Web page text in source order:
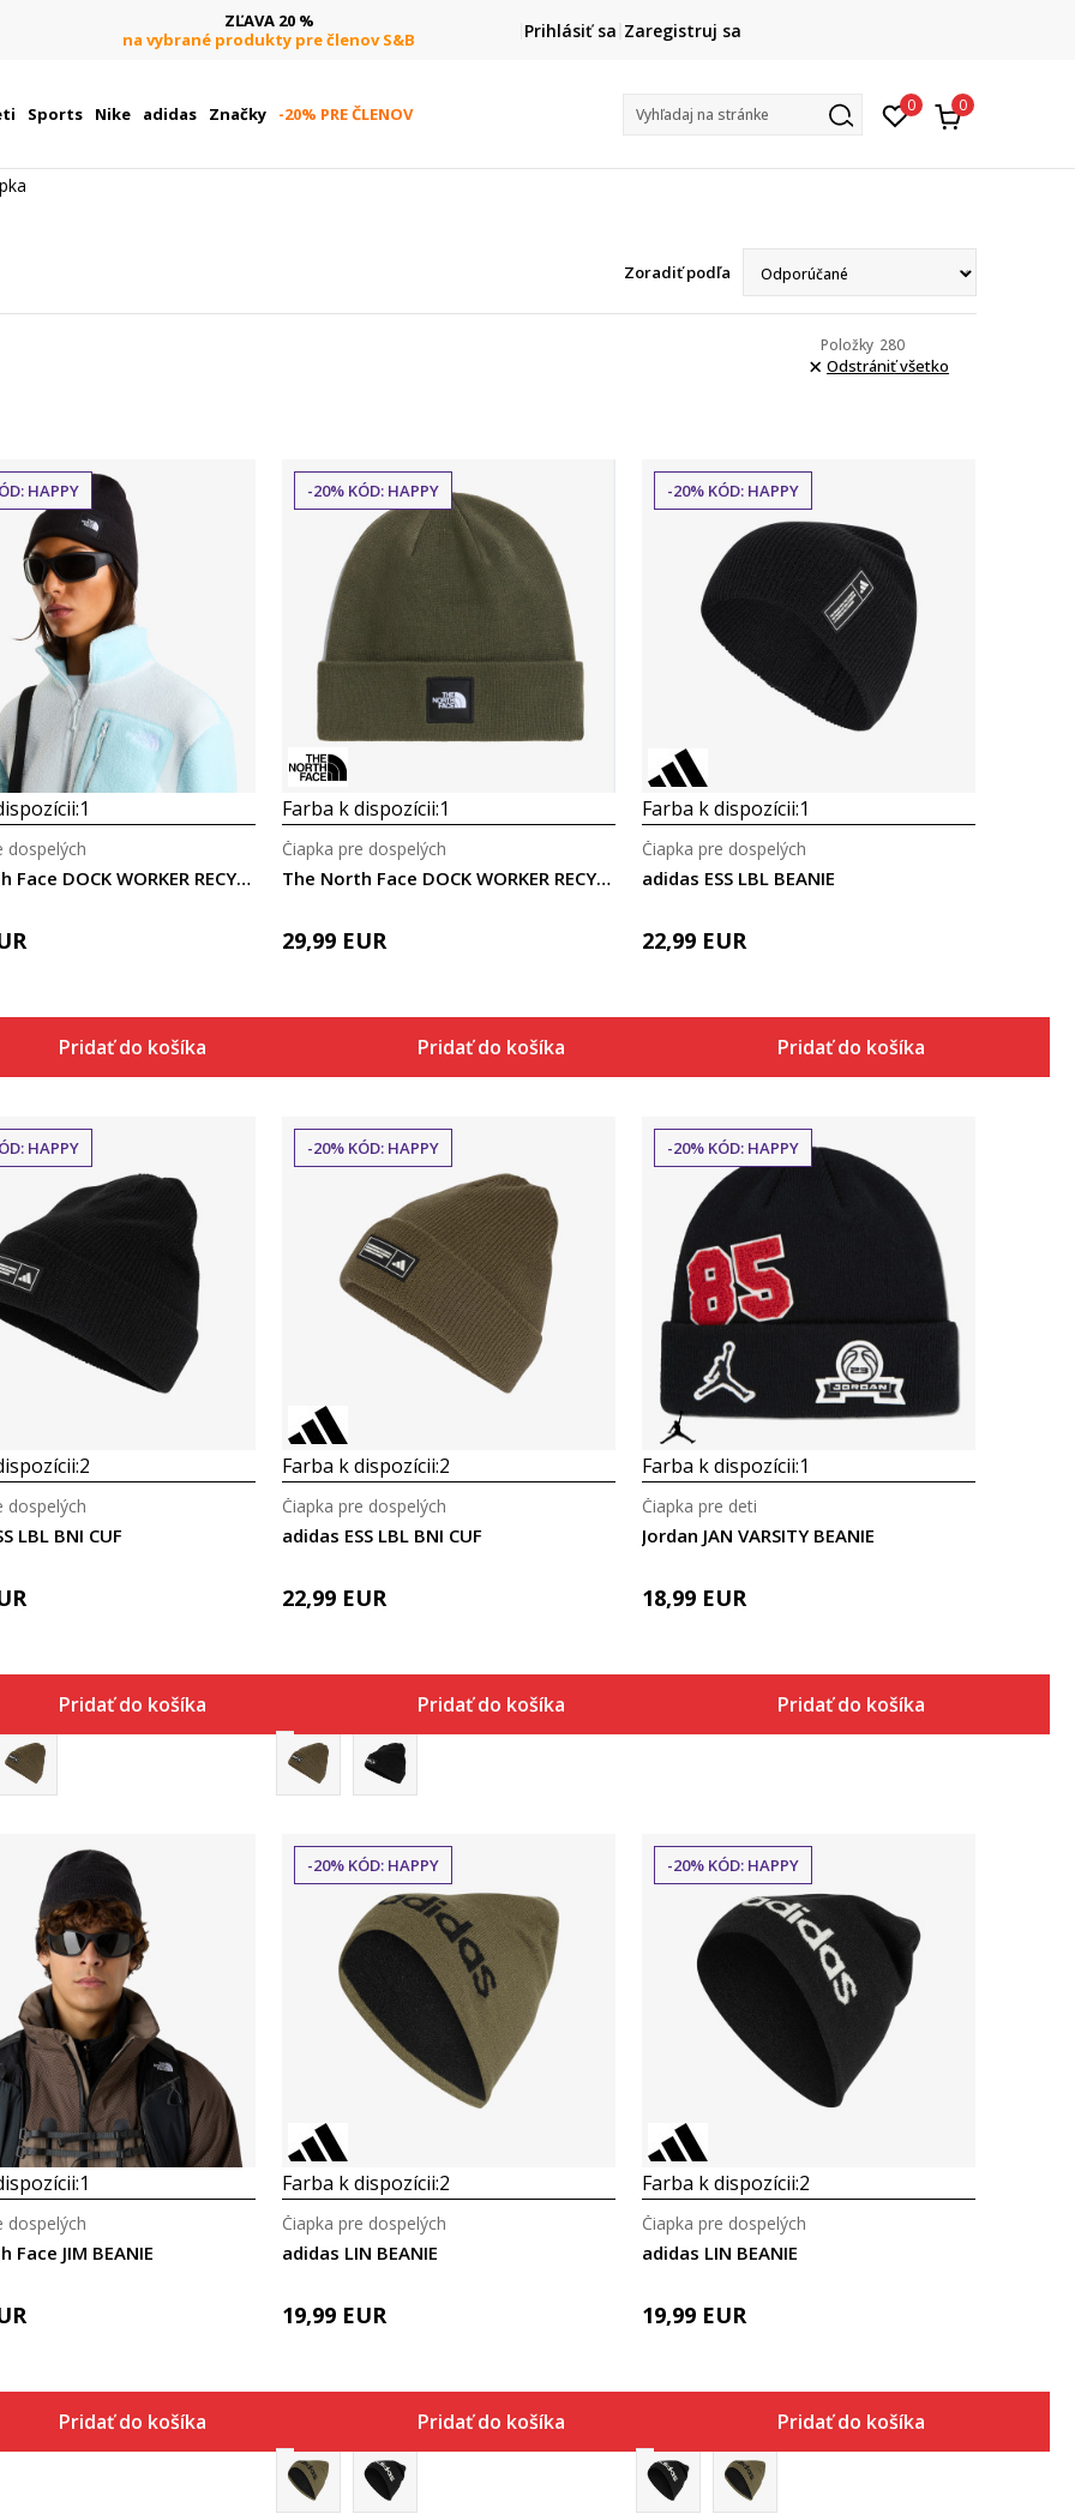
ZĽAVA 20 %
na vybrané produkty pre členov S&B
DOPRAVA ZADARMO
pri objednaní nad 80 € (neplatí pre Click&Collect)
Prihlásiť sa Zaregistruj sa
Sports Nike adidas Značky -20% PRE ČLENOV Vyhľadaj na stránke 0 0
Zoradiť podľa
280
Položky
Odstrániť všetko
Porovnaj
HAPPY
1
The North Face DOCK WORKER RECYCLED BEANIE
dospelých
Pridať do košíka
-20% KÓD: HAPPY
Farba k dispozícii:1
The North Face DOCK WORKER RECYCLED BEANIE
Čiapka pre dospelých
29,99 EUR
Pridať do košíka
Porovnaj
-20% KÓD: HAPPY
Farba k dispozícii:1
adidas ESS LBL BEANIE
Čiapka pre dospelých
22,99 EUR
Pridať do košíka
HAPPY
2
LBL BNI CUF
dospelých
Pridať do košíka
Porovnaj
-20% KÓD: HAPPY
Farba k dispozícii:2
adidas ESS LBL BNI CUF
Čiapka pre dospelých
22,99 EUR
Pridať do košíka
Porovnaj
-20% KÓD: HAPPY
Farba k dispozícii:1
Jordan JAN VARSITY BEANIE
Čiapka pre deti
18,99 EUR
Pridať do košíka
Porovnaj
1
Face JIM BEANIE
dospelých
Pridať do košíka
Porovnaj
-20% KÓD: HAPPY
Farba k dispozícii:2
adidas LIN BEANIE
Čiapka pre dospelých
19,99 EUR
Pridať do košíka
Porovnaj
-20% KÓD: HAPPY
Farba k dispozícii:2
adidas LIN BEANIE
Čiapka pre dospelých
19,99 EUR
Pridať do košíka